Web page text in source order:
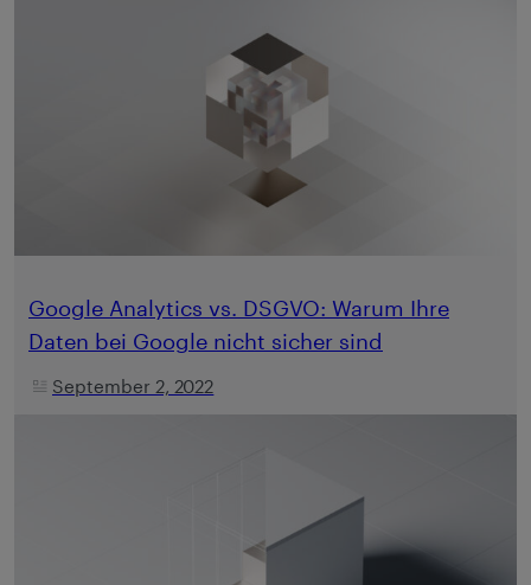
Google Analytics vs. DSGVO: Warum Ihre
Daten bei Google nicht sicher sind
September 2, 2022